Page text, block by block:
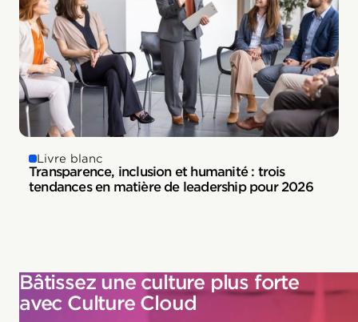
Livre blanc
Transparence, inclusion et humanité : trois
tendances en matière de leadership pour 2026
Bâtissez une culture plus forte
avec Culture Cloud